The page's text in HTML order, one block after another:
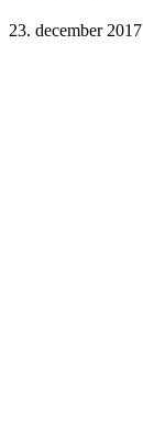
23. december 2017